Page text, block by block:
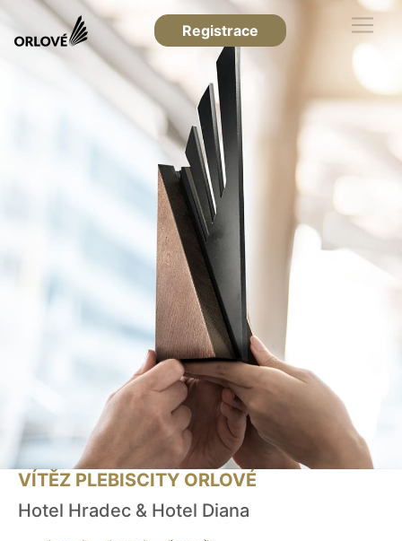
Registrace
VÍTĚZ PLEBISCITY ORLOVÉ
Hotel Hradec & Hotel Diana